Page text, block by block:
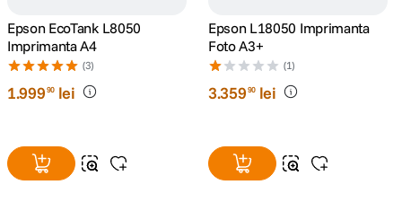
10. dji osmo pocket 4
Epson EcoTank L8050
Imprimanta A4
(3)
1.99990 lei
Epson L18050 Imprimanta
Foto A3+
(1)
3.35990 lei